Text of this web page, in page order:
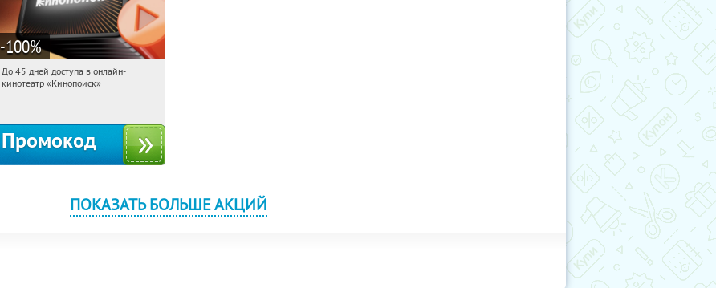
-100%
09:35:59 Получили:
До 45 дней доступа в онлайн-
кинотеатр «Кинопоиск»
Промокод
ПОКАЗАТЬ БОЛЬШЕ АКЦИЙ